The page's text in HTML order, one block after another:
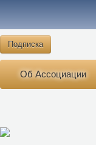
Подписка
Об Ассоциации